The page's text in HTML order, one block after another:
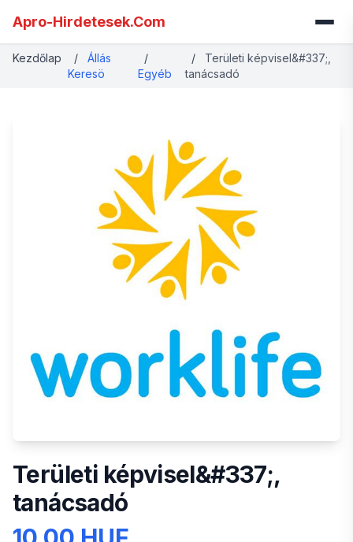
Apro-Hirdetesek.Com
Kezdőlap /
Állás
Keresö
/
Egyéb
/
Területi képvisel&#337;,
tanácsadó
Területi képvisel&#337;,
tanácsadó